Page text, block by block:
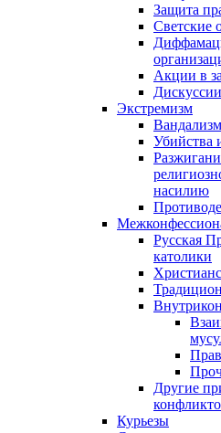
Защита
Светские
Акции в
Экстремизм
Вандализм
Убийства
насилию
Русская
католики
Другие
Курьезы